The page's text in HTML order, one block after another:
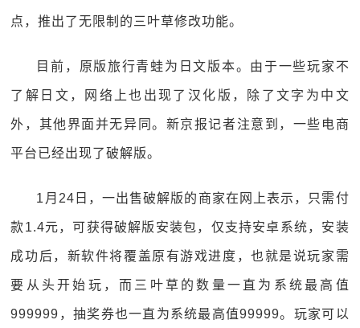
点，推出了无限制的三叶草修改功能。
目前，原版旅行青蛙为日文版本。由于一些玩家不
了解日文，网络上也出现了汉化版，除了文字为中文
外，其他界面并无异同。新京报记者注意到，一些电商
平台已经出现了破解版。
1月24日，一出售破解版的商家在网上表示，只需付
款1.4元，可获得破解版安装包，仅支持安卓系统，安装
成功后，新软件将覆盖原有游戏进度，也就是说玩家需
要从头开始玩，而三叶草的数量一直为系统最高值
999999，抽奖券也一直为系统最高值99999。玩家可以